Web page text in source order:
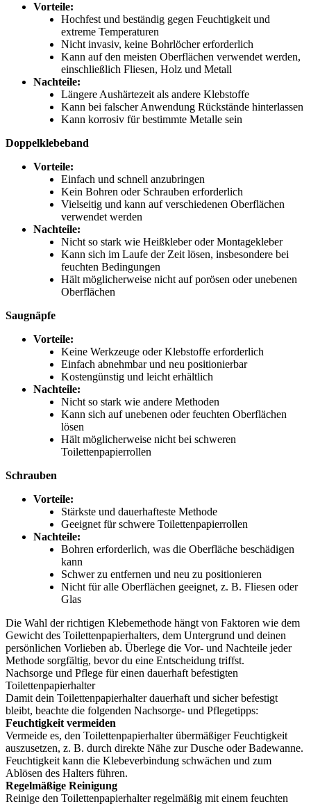
Vorteile:
Hochfest und beständig gegen Feuchtigkeit und
extreme Temperaturen
Nicht invasiv, keine Bohrlöcher erforderlich
Kann auf den meisten Oberflächen verwendet werden,
einschließlich Fliesen, Holz und Metall
Nachteile:
Längere Aushärtezeit als andere Klebstoffe
Kann bei falscher Anwendung Rückstände hinterlassen
Kann korrosiv für bestimmte Metalle sein
Doppelklebeband
Vorteile:
Einfach und schnell anzubringen
Kein Bohren oder Schrauben erforderlich
Vielseitig und kann auf verschiedenen Oberflächen
verwendet werden
Nachteile:
Nicht so stark wie Heißkleber oder Montagekleber
Kann sich im Laufe der Zeit lösen, insbesondere bei
feuchten Bedingungen
Hält möglicherweise nicht auf porösen oder unebenen
Oberflächen
Saugnäpfe
Vorteile:
Keine Werkzeuge oder Klebstoffe erforderlich
Einfach abnehmbar und neu positionierbar
Kostengünstig und leicht erhältlich
Nachteile:
Nicht so stark wie andere Methoden
Kann sich auf unebenen oder feuchten Oberflächen
lösen
Hält möglicherweise nicht bei schweren
Toilettenpapierrollen
Schrauben
Vorteile:
Stärkste und dauerhafteste Methode
Geeignet für schwere Toilettenpapierrollen
Nachteile:
Bohren erforderlich, was die Oberfläche beschädigen
kann
Schwer zu entfernen und neu zu positionieren
Nicht für alle Oberflächen geeignet, z. B. Fliesen oder
Glas
Die Wahl der richtigen Klebemethode hängt von Faktoren wie dem
Gewicht des Toilettenpapierhalters, dem Untergrund und deinen
persönlichen Vorlieben ab. Überlege die Vor- und Nachteile jeder
Methode sorgfältig, bevor du eine Entscheidung triffst.
Nachsorge und Pflege für einen dauerhaft befestigten
Toilettenpapierhalter
Damit dein Toilettenpapierhalter dauerhaft und sicher befestigt
bleibt, beachte die folgenden Nachsorge- und Pflegetipps:
Feuchtigkeit vermeiden
Vermeide es, den Toilettenpapierhalter übermäßiger Feuchtigkeit
auszusetzen, z. B. durch direkte Nähe zur Dusche oder Badewanne.
Feuchtigkeit kann die Klebeverbindung schwächen und zum
Ablösen des Halters führen.
Regelmäßige Reinigung
Reinige den Toilettenpapierhalter regelmäßig mit einem feuchten